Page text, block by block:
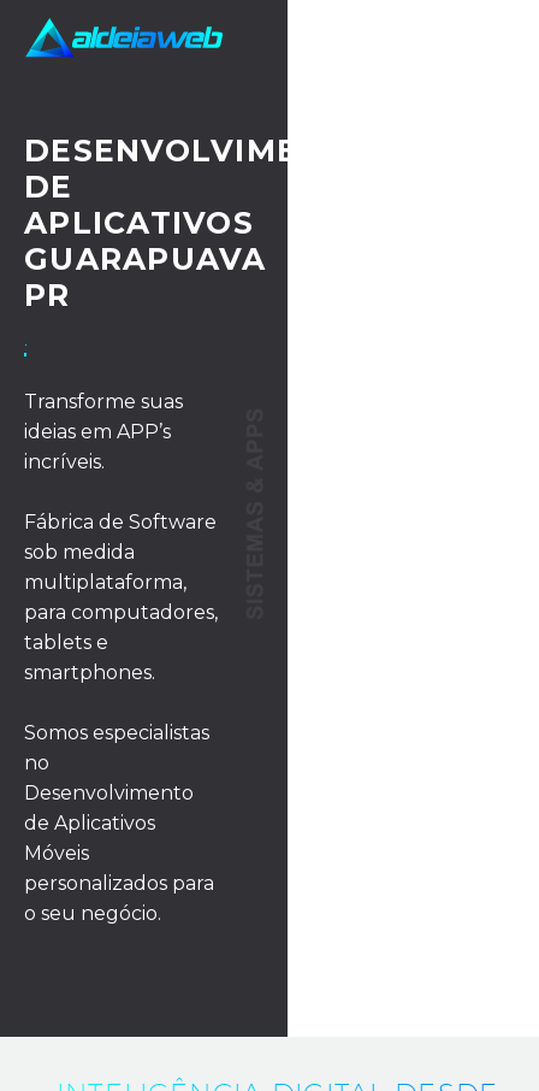
DESENVOLVIMENTO
DE
APLICATIVOS
GUARAPUAVA
PR
· UX/UI DESIGN
Transforme suas
ideias em APP’s
incríveis.
Fábrica de Software
sob medida
multiplataforma,
para computadores,
tablets e
smartphones.
Somos especialistas
no
Desenvolvimento
de Aplicativos
Móveis
personalizados para
o seu negócio.